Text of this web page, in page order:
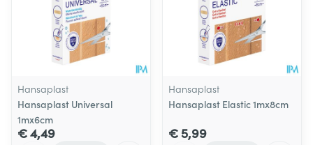
Hansaplast
Hansaplast Universal
1mx6cm
€ 4,49
Hansaplast
Hansaplast Elastic 1mx8cm
€ 5,99